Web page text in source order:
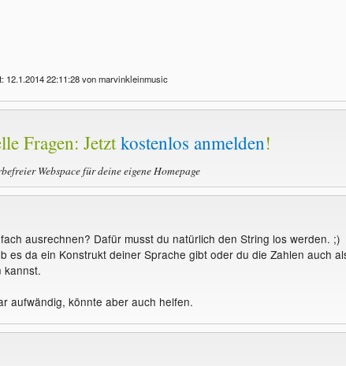
12.1.2014 22:11:28 von marvinkleinmusic
Fragen: Jetztkostenlos anmelden!
Webspace für deine eigene Homepage
ausrechnen? Dafür musst du natürlich den String los werden. ;)
es da ein Konstrukt deiner Sprache gibt oder du die Zahlen auch
kannst.
aufwändig, könnte aber auch helfen.